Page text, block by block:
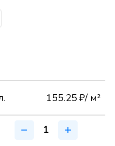
155.25 ₽/ м²